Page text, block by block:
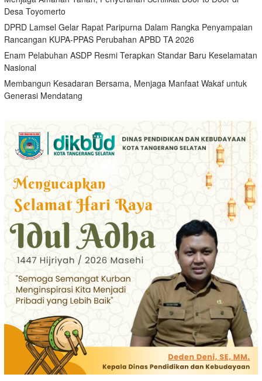
Desa Toyomerto
DPRD Lamsel Gelar Rapat Paripurna Dalam Rangka Penyampaian
Rancangan KUPA-PPAS Perubahan APBD TA 2026
Enam Pelabuhan ASDP Resmi Terapkan Standar Baru Keselamatan
Nasional
Membangun Kesadaran Bersama, Menjaga Manfaat Wakaf untuk
Generasi Mendatang